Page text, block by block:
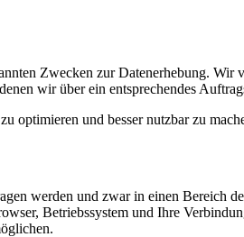
Zwecken zur Datenerhebung.
wir über ein entsprechendes
optimieren und besser nutzbar zu
werden und zwar in einen Bereich
Betriebssystem und Ihre